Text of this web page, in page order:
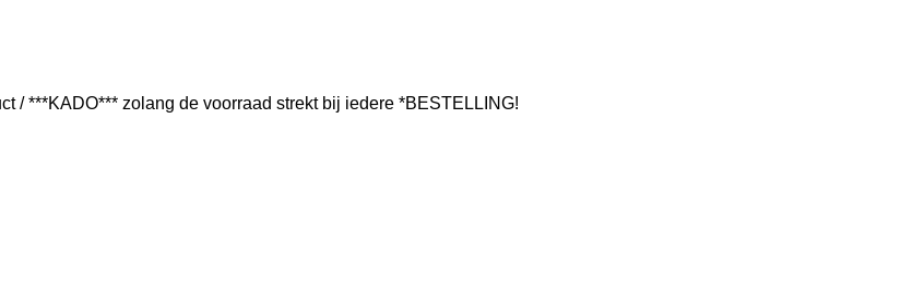
/ ***KADO*** zolang de voorraad strekt bij iedere *BESTELLING!